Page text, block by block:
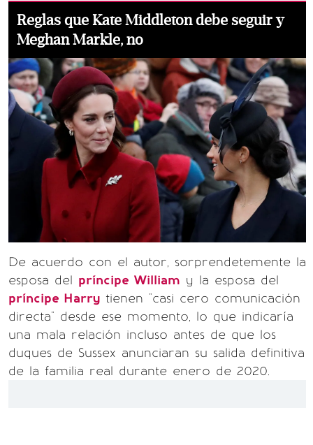
Reglas que Kate Middleton debe seguir y
Meghan Markle, no
De acuerdo con el autor, sorprendetemente la
esposa del príncipe William y la esposa del
príncipe Harry tienen "casi cero comunicación
directa" desde ese momento, lo que indicaría
una mala relación incluso antes de que los
duques de Sussex anunciaran su salida definitiva
de la familia real durante enero de 2020.